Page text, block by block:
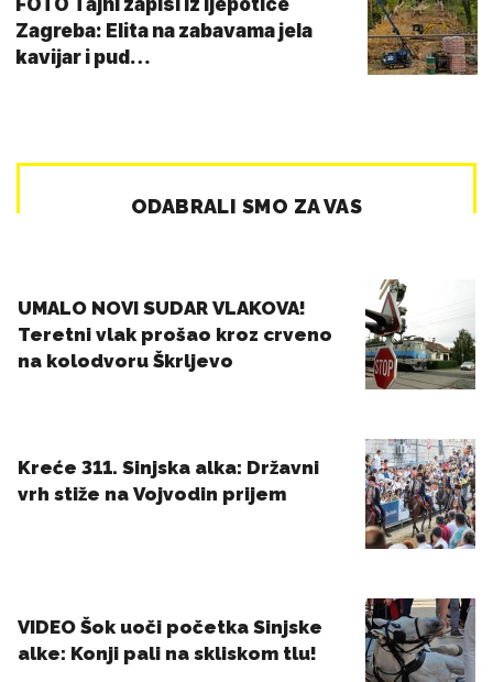
Zagreba: Elita na zabavama jela
kavijar i pud…